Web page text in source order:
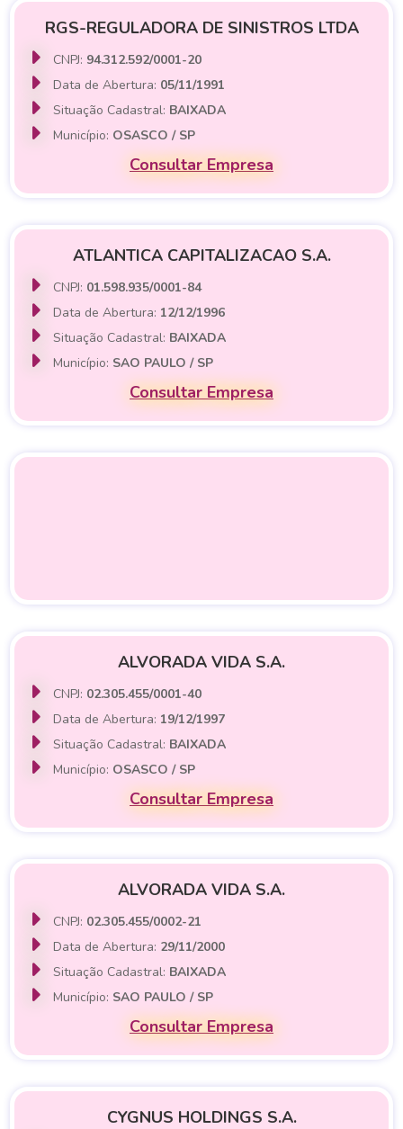
RGS-REGULADORA DE SINISTROS LTDA
CNPJ: 94.312.592/0001-20
Data de Abertura: 05/11/1991
Situação Cadastral: BAIXADA
Município: OSASCO / SP
Consultar Empresa
ATLANTICA CAPITALIZACAO S.A.
CNPJ: 01.598.935/0001-84
Data de Abertura: 12/12/1996
Situação Cadastral: BAIXADA
Município: SAO PAULO / SP
Consultar Empresa
ALVORADA VIDA S.A.
CNPJ: 02.305.455/0001-40
Data de Abertura: 19/12/1997
Situação Cadastral: BAIXADA
Município: OSASCO / SP
Consultar Empresa
ALVORADA VIDA S.A.
CNPJ: 02.305.455/0002-21
Data de Abertura: 29/11/2000
Situação Cadastral: BAIXADA
Município: SAO PAULO / SP
Consultar Empresa
CYGNUS HOLDINGS S.A.